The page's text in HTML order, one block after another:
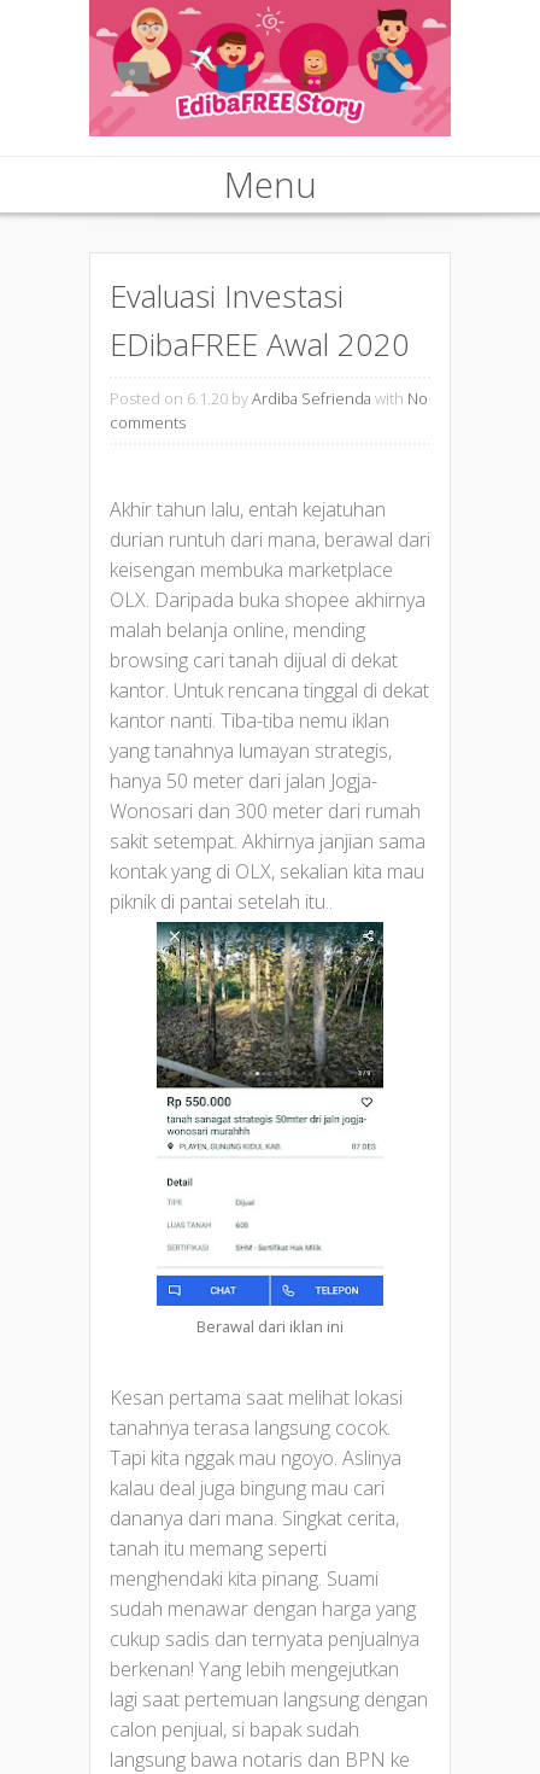
Menu
Evaluasi Investasi
EDibaFREE Awal 2020
Posted on 6.1.20 byArdiba Sefrienda with No
comments
Akhir tahun lalu, entah kejatuhan
durian runtuh dari mana, berawal dari
keisengan membuka marketplace
OLX. Daripada buka shopee akhirnya
malah belanja online, mending
browsing cari tanah dijual di dekat
kantor. Untuk rencana tinggal di dekat
kantor nanti. Tiba-tiba nemu iklan
yang tanahnya lumayan strategis,
hanya 50 meter dari jalan Jogja-
Wonosari dan 300 meter dari rumah
sakit setempat. Akhirnya janjian sama
kontak yang di OLX, sekalian kita mau
piknik di pantai setelah itu..
Berawal dari iklan ini
Kesan pertama saat melihat lokasi
tanahnya terasa langsung cocok.
Tapi kita nggak mau ngoyo. Aslinya
kalau deal juga bingung mau cari
dananya dari mana. Singkat cerita,
tanah itu memang seperti
menghendaki kita pinang. Suami
sudah menawar dengan harga yang
cukup sadis dan ternyata penjualnya
berkenan! Yang lebih mengejutkan
lagi saat pertemuan langsung dengan
calon penjual, si bapak sudah
langsung bawa notaris dan BPN ke